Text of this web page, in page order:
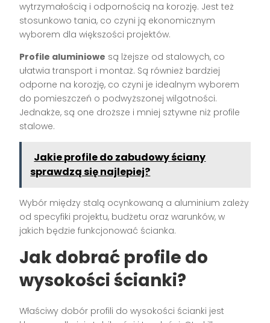
wytrzymałością i odpornością na korozję. Jest też
stosunkowo tania, co czyni ją ekonomicznym
wyborem dla większości projektów.
Profile aluminiowe są lżejsze od stalowych, co
ułatwia transport i montaż. Są również bardziej
odporne na korozję, co czyni je idealnym wyborem
do pomieszczeń o podwyższonej wilgotności.
Jednakże, są one droższe i mniej sztywne niż profile
stalowe.
Jakie profile do zabudowy ściany
sprawdzą się najlepiej?
Wybór między stalą ocynkowaną a aluminium zależy
od specyfiki projektu, budżetu oraz warunków, w
jakich będzie funkcjonować ścianka.
Jak dobrać profile do
wysokości ścianki?
Właściwy dobór profili do wysokości ścianki jest